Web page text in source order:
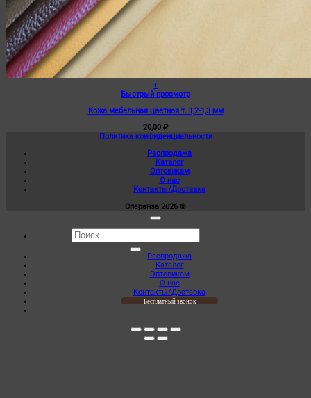
+
Этот
имеет
вариаций.
Опции
выбрать
странице
товара.
Быстрый просмотр
Кожа мебельная цветная т. 1,2-1,3 мм
20,00 ₽
Политика конфиденциальности
Распродажа
Каталог
Оптовикам
О нас
Контакты/Доставка
Сперанза 2026 ©
Искать:
Распродажа
Каталог
Оптовикам
О нас
Контакты/Доставка
Бесплатный звонок